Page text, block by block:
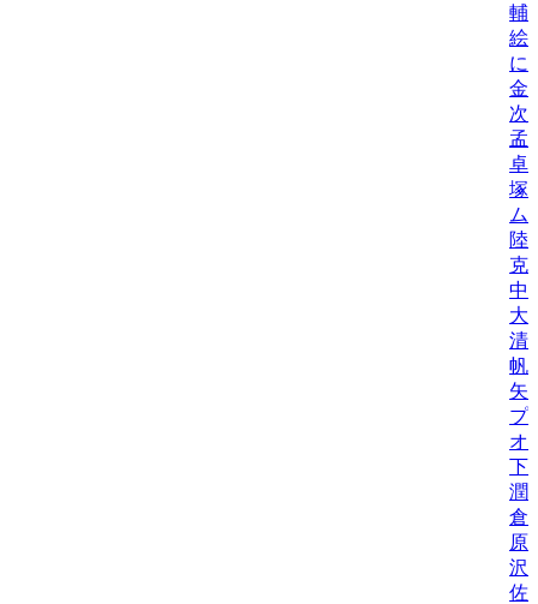
輔/
絵
に
金
次/
孟
卓
塚
ム
陸
克
中
大
清
帆/
矢
プ
オ
下
潤/
倉
原
沢
佐